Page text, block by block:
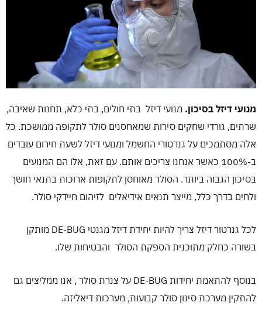
מנועי דיזל בסיכון. מנועי דיזל בתי חולים, בתי כלא, תחנות שאיבה,
שרתים, גורדי שחקים סירות שמאחסנים סולר לתקופה ממושכת. כל
אלה מסתמכים על גנרטורי החשמל ומנועי דיזל לשעת חירום עובדים
ב-100% כאשר אנחנו צריכים אותם. עם זאת, אלו הם המנועים
בסיכון הגבוה ביותר. הסולר מאוחסן לתקופות ארוכות בתנאי חושך
ולחים בדרך כלל, מייצר תנאים אידיאלים לזיהום חיידקי סולר.
לכל גנרטור דיזל צריך להיות יחידת דיזל מגנטי DE-BUG מותקן
בשורה כחלק מתוכנית הספקת הסולר והבטיחות שלו.
בנוסף להתאמת יחידות DE-BUG על צנרת סולר , אנו ממליצים גם
להתקין מערכת סינון סולר קבועות, מערכות דיאליזה.